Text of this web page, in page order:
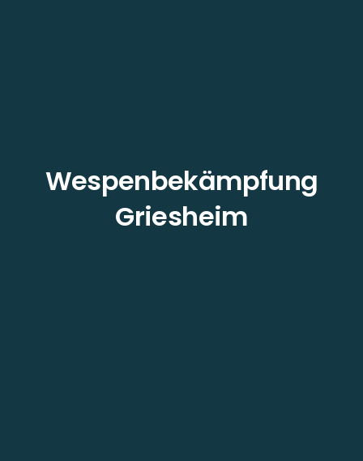
Wespenbekämpfung
Griesheim